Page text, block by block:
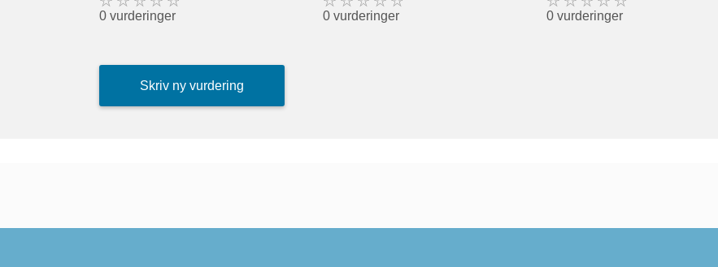
0 vurderinger 0 vurderinger 0 vurderinger
Skriv ny vurdering